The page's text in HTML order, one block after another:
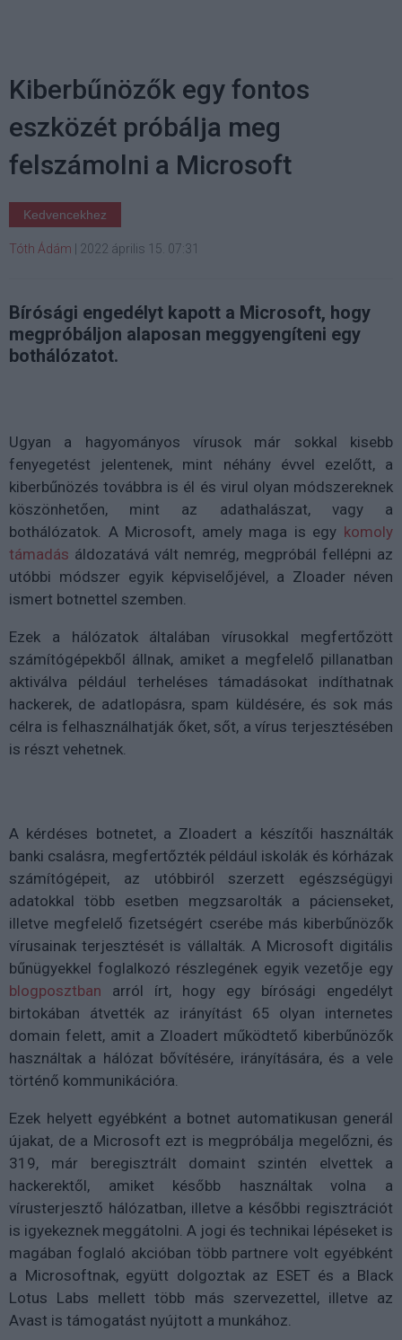
Kiberbűnözők egy fontos
eszközét próbálja meg
felszámolni a Microsoft
Kedvencekhez
Tóth Ádám 2022 április 15. 07:31
Bírósági engedélyt kapott a Microsoft, hogy
megpróbáljon alaposan meggyengíteni egy
bothálózatot.
Ugyan a hagyományos vírusok már sokkal kisebb
fenyegetést jelentenek, mint néhány évvel ezelőtt, a
kiberbűnözés továbbra is él és virul olyan módszereknek
köszönhetően, mint az adathalászat, vagy a
bothálózatok. A Microsoft, amely maga is egy komoly
támadás áldozatává vált nemrég, megpróbál fellépni az
utóbbi módszer egyik képviselőjével, a Zloader néven
ismert botnettel szemben.
Ezek a hálózatok általában vírusokkal megfertőzött
számítógépekből állnak, amiket a megfelelő pillanatban
aktiválva például terheléses támadásokat indíthatnak
hackerek, de adatlopásra, spam küldésére, és sok más
célra is felhasználhatják őket, sőt, a vírus terjesztésében
is részt vehetnek.
A kérdéses botnetet, a Zloadert a készítői használták
banki csalásra, megfertőzték például iskolák és kórházak
számítógépeit, az utóbbiról szerzett egészségügyi
adatokkal több esetben megzsarolták a pácienseket,
illetve megfelelő fizetségért cserébe más kiberbűnözők
vírusainak terjesztését is vállalták. A Microsoft digitális
bűnügyekkel foglalkozó részlegének egyik vezetője egy
blogposztban arról írt, hogy egy bírósági engedélyt
birtokában átvették az irányítást 65 olyan internetes
domain felett, amit a Zloadert működtető kiberbűnözők
használtak a hálózat bővítésére, irányítására, és a vele
történő kommunikációra.
Ezek helyett egyébként a botnet automatikusan generál
újakat, de a Microsoft ezt is megpróbálja megelőzni, és
319, már beregisztrált domaint szintén elvettek a
hackerektől, amiket később használtak volna a
vírusterjesztő hálózatban, illetve a későbbi regisztrációt
is igyekeznek meggátolni. A jogi és technikai lépéseket is
magában foglaló akcióban több partnere volt egyébként
a Microsoftnak, együtt dolgoztak az ESET és a Black
Lotus Labs mellett több más szervezettel, illetve az
Avast is támogatást nyújtott a munkához.